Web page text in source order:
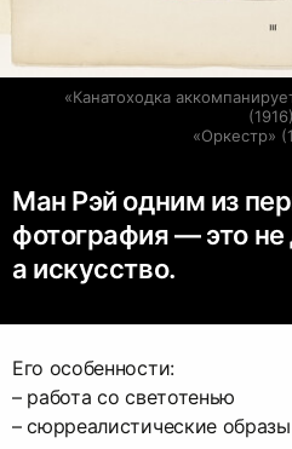
«Канатоходка
(1916)
«Оркестр»
Ман Рэй одним из
фотография — это не
а искусство.
Его особенности:
– работа со светотенью
– сюрреалистические образы